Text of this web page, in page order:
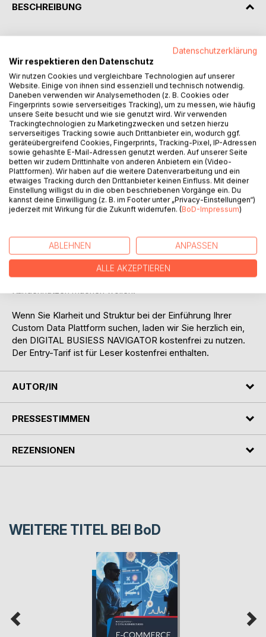
BESCHREIBUNG
das über Kanäle, Geräte und Touchpoints hinweg Bestand
hat? Wie lassen sich Kundendaten DSGVO-konform
erfassen, in Echtzeit aktivieren und sinnvoll nutzen? Und
wie gelingt die Einführung einer Customer Data Plattform
(CDP) ohne technische Sackgassen?
Dieses praxisorientierte Handbuch aus der Reihe DIGITAL
BUSINESS GUIDES gibt fundierte Antworten: Es begleitet
Entscheider:innen, Marketingverantwortliche und IT-Teams
durch alle Phasen eines CDP-Projekts von der
Zieldefinition über die Systemauswahl bis hin zur
technischen Integration, Governance und operativen
Nutzung.
Practices liefert das Buch das nötige Wissen, um
datengetriebene Kundenerlebnisse aufzubauen,
nachvollziehbar, rechtssicher und zukunftsorientiert.
Ein unverzichtbarer Begleiter für alle, die aus Daten echten
Wenn Sie Klarheit und Struktur bei der Einführung Ihrer
Custom Data Plattform suchen, laden wir Sie herzlich ein,
den DIGITAL BUSIESS NAVIGATOR kostenfrei zu nutzen.
Der Entry-Tarif ist für Leser kostenfrei enthalten.
AUTOR/IN
PRESSESTIMMEN
REZENSIONEN
WEITERE TITEL BEI BoD
Datenschutzerklärung
Wir respektieren den Datenschutz
Wir nutzen Cookies und vergleichbare Technologien auf unserer
Website. Einige von ihnen sind essenziell und technisch notwendig.
Daneben verwenden wir Analysemethoden (z. B. Cookies oder
Fingerprints sowie serverseitiges Tracking), um zu messen, wie häufig
unsere Seite besucht und wie sie genutzt wird. Wir verwenden
Trackingtechnologien zu Marketingzwecken und setzen hierzu
serverseitiges Tracking sowie auch Drittanbieter ein, wodurch ggf.
geräteübergreifend Cookies, Fingerprints, Tracking-Pixel, IP-Adressen
sowie gehashte E-Mail-Adressen genutzt werden. Auf unserer Seite
betten wir zudem Drittinhalte von anderen Anbietern ein (Video-
Plattformen). Wir haben auf die weitere Datenverarbeitung und ein
etwaiges Tracking durch den Drittanbieter keinen Einfluss. Mit deiner
Einstellung willigst du in die oben beschriebenen Vorgänge ein. Du
kannst deine Einwilligung (z. B. im Footer unter „Privacy-Einstellungen“)
jederzeit mit Wirkung für die Zukunft widerrufen. (BoD-Impressum)
ABLEHNEN ANPASSEN
ALLE AKZEPTIEREN